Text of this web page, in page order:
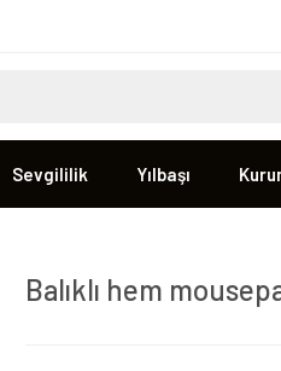
Sevgililik Yılbaşı
Balıklı hem